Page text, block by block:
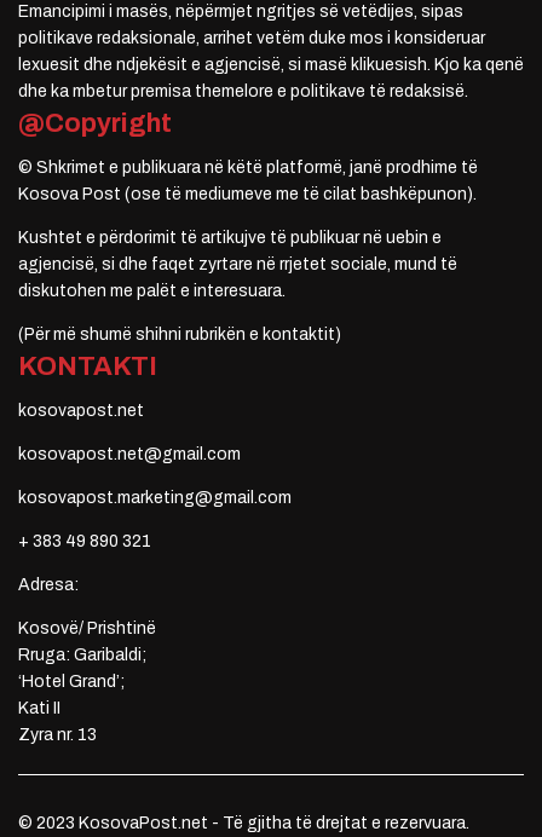
Emancipimi i masës, nëpërmjet ngritjes së vetëdijes, sipas
politikave redaksionale, arrihet vetëm duke mos i konsideruar
lexuesit dhe ndjekësit e agjencisë, si masë klikuesish. Kjo ka qenë
dhe ka mbetur premisa themelore e politikave të redaksisë.
@Copyright
© Shkrimet e publikuara në këtë platformë, janë prodhime të
Kosova Post (ose të mediumeve me të cilat bashkëpunon).
Kushtet e përdorimit të artikujve të publikuar në uebin e
agjencisë, si dhe faqet zyrtare në rrjetet sociale, mund të
diskutohen me palët e interesuara.
(Për më shumë shihni rubrikën e kontaktit)
KONTAKTI
kosovapost.net
kosovapost.net@gmail.com
kosovapost.marketing@gmail.com
+ 383 49 890 321
Adresa:
Kosovë/ Prishtinë
Rruga: Garibaldi;
‘Hotel Grand’;
Kati II
Zyra nr. 13
© 2023 KosovaPost.net - Të gjitha të drejtat e rezervuara.